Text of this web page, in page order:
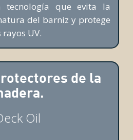
tecnología que evita la
del barniz y protege
UV.
de la
Oil